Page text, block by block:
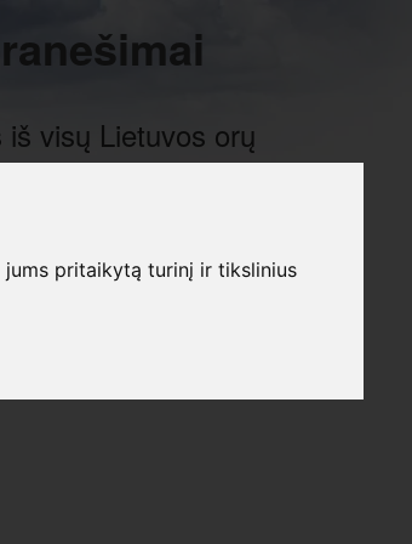
pritaikytą turinį ir tikslinius
visų Lietuvos orų